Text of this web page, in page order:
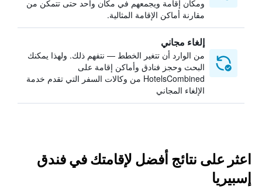
ومكان إقامة ويجمعهم في مكان واحد حتى تتمكن من
مقارنة أماكن الإقامة المثالية.
إلغاء مجاني
من الوارد أن تتغير الخطط — نتفهم ذلك. ولهذا يمكنك
البحث وحجز فنادق وأماكن إقامة على
HotelsCombined من وكالات السفر التي تقدم خدمة
الإلغاء المجاني
اعثر على نتائج أفضل لإقامتك في فندق
إسبيريا